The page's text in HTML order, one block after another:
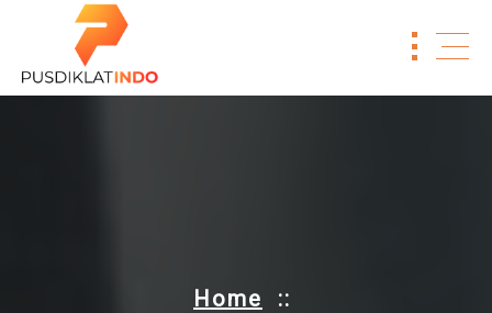
Home ::